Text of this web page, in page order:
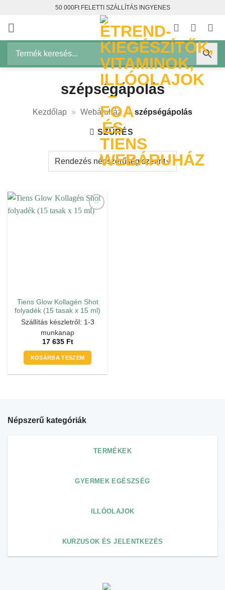
content
50 000Ft FELETTI SZÁLLÍTÁS INGYENES
szépségápolás
Kezdőlap » Webáruház » szépségápolás
SZŰRÉS
Tiens Glow Kollagén Shot
folyadék (15 tasak x 15 ml)
Szállítás készletről: 1-3
munkanap
17 635 Ft
KOSÁRBA TESZEM
Népszerű kategóriák
TERMÉKEK
GYERMEK EGÉSZSÉG
ILLÓOLAJOK
KURZUSOK ÉS JELENTKEZÉS